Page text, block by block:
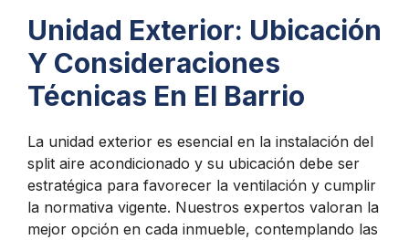
Unidad Exterior: Ubicación
Y Consideraciones
Técnicas En El Barrio
La unidad exterior es esencial en la instalación del
split aire acondicionado y su ubicación debe ser
estratégica para favorecer la ventilación y cumplir
la normativa vigente. Nuestros expertos valoran la
mejor opción en cada inmueble, contemplando las